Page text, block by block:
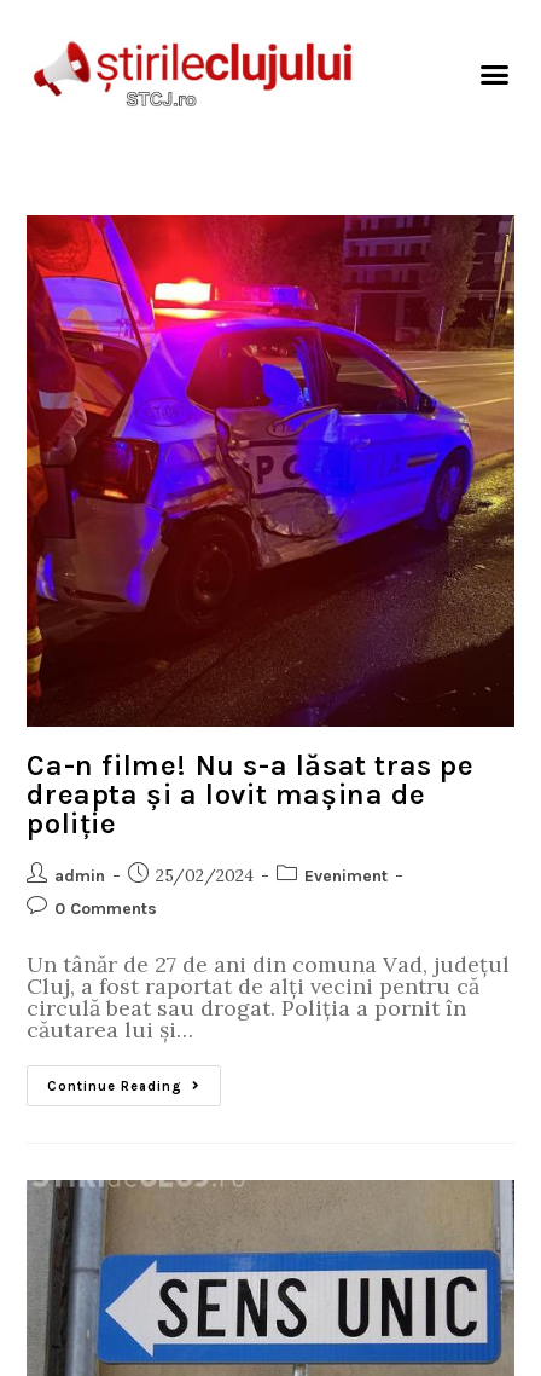
Ca-n filme! Nu s-a lăsat tras pe
dreapta și a lovit mașina de
poliție
admin 25/02/2024
Eveniment
0 Comments
Un tânăr de 27 de ani din comuna Vad, județul
Cluj, a fost raportat de alți vecini pentru că
circulă beat sau drogat. Poliția a pornit în
căutarea lui și…
Continue Reading